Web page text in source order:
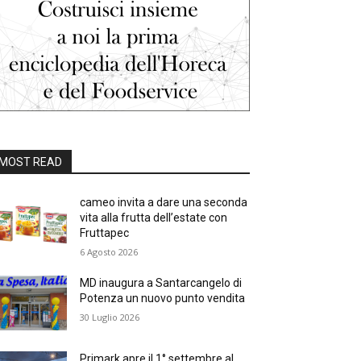
READ
cameo invita a dare una seconda
vita alla frutta dell’estate con
Fruttapec
6 Agosto 2026
MD inaugura a Santarcangelo di
Potenza un nuovo punto vendita
30 Luglio 2026